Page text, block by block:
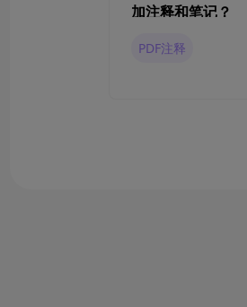
加注释和笔记？
PDF注释